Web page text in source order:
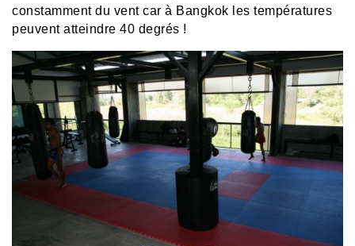
constamment du vent car à Bangkok les températures
peuvent atteindre 40 degrés !